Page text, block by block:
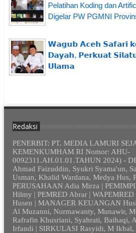
Pelatihan Koding dan
Digelar PW PGMNI
𝗪𝗮𝗴𝘂𝗯 𝗔𝗰𝗲𝗵 𝗦𝗮𝗳𝗮𝗿𝗶
𝗗𝗮𝘆𝗮𝗵, 𝗣𝗲𝗿𝗸𝘂𝗮𝘁
𝗨𝗹𝗮𝗺𝗮
Redaksi
PENERBIT: PT. MEDIA LAMURI
KEMENKUMHAM RI Nomor: AHU-
0092311.AH.01.01.TAHUN 2024) -
Ahmad Faizuddin, Syukri Syama'un,
Usman, Khalid Wardana, Medya Hus,
PERUSAHAAN Adia Mirza |
Hilmy | PEMRED Abrar | WAPEMRED
Husen | MANAGER KEUANGAN
Al Muzanni, Nurmawanty, Munawir,
Rafrafin Khusriani, Syahrati, Baihaqi,
Irfandi | SIRKULASI Rasyidi, M Ikbal,